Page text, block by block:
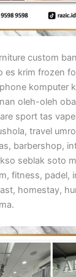
custom
es krim frozen
komputer
oleh-oleh
sport tas
travel
barbershop,
seblak soto
fitness, padel,
homestay,